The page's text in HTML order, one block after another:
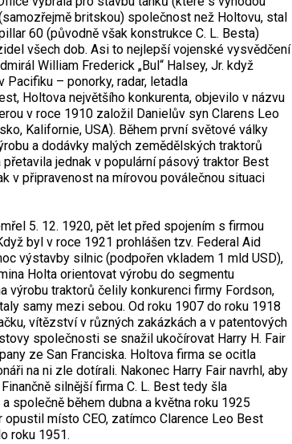
britskou) společnost než Holtovu, stal
60 (původně však konstrukce C. L. Besta)
všech dob. Asi to nejlepší vojenské vysvědčení
William Frederick „Bul“ Halsey, Jr. když
Pacifiku – ponorky, radar, letadla
Holtova největšího konkurenta, objevilo v názvu
v roce 1910 založil Danielův syn Clarens Leo
Kalifornie, USA). Během první světové války
a dodávky malých zemědělských traktorů
jednak v populární pásový traktor Best
v připravenost na mírovou poválečnou situaci
5. 12. 1920, pět let před spojením s firmou
byl v roce 1921 prohlášen tzv. Federal Aid
výstavby silnic (podpořen vkladem 1 mld USD),
Holta orientovat výrobu do segmentu
výrobu traktorů čelily konkurenci firmy Fordson,
samy mezi sebou. Od roku 1907 do roku 1918
vítězství v různých zakázkách a v patentových
společnosti se snažil ukočírovat Harry H. Fair
ze San Franciska. Holtova firma se ocitla
na ni zle dotírali. Nakonec Harry Fair navrhl, aby
silnější firma C. L. Best tedy šla
společně během dubna a května roku 1925
místo CEO, zatímco Clarence Leo Best
roku 1951.